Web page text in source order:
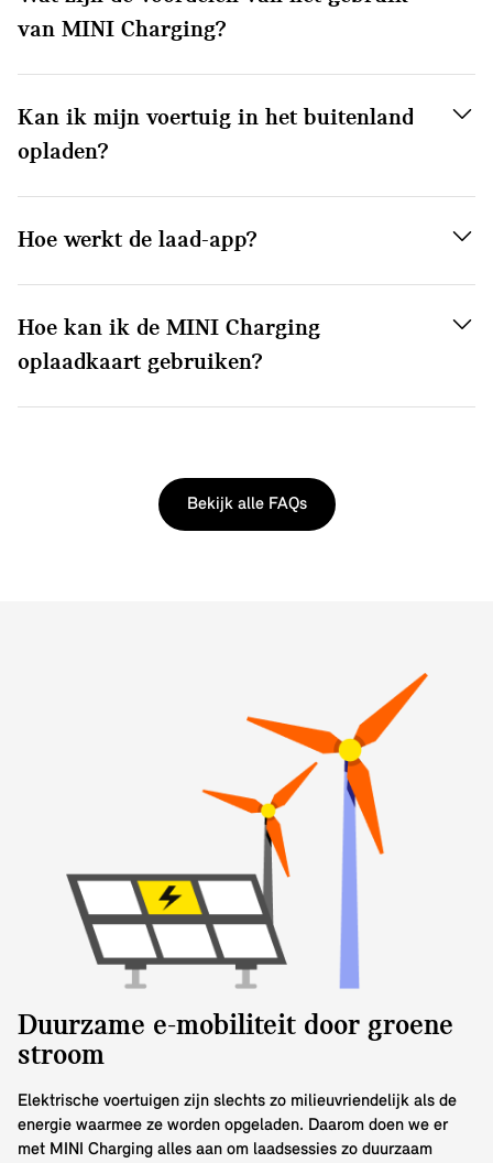
van MINI Charging?
Kan ik mijn voertuig in het buitenland
opladen?
Hoe werkt de laad-app?
Hoe kan ik de MINI Charging
oplaadkaart gebruiken?
Bekijk alle FAQs
Duurzame e-mobiliteit door groene
stroom
Elektrische voertuigen zijn slechts zo milieuvriendelijk als de
energie waarmee ze worden opgeladen. Daarom doen we er
met MINI Charging alles aan om laadsessies zo duurzaam